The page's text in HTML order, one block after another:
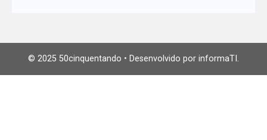
© 2025 50cinquentando • Desenvolvido por informaTI.